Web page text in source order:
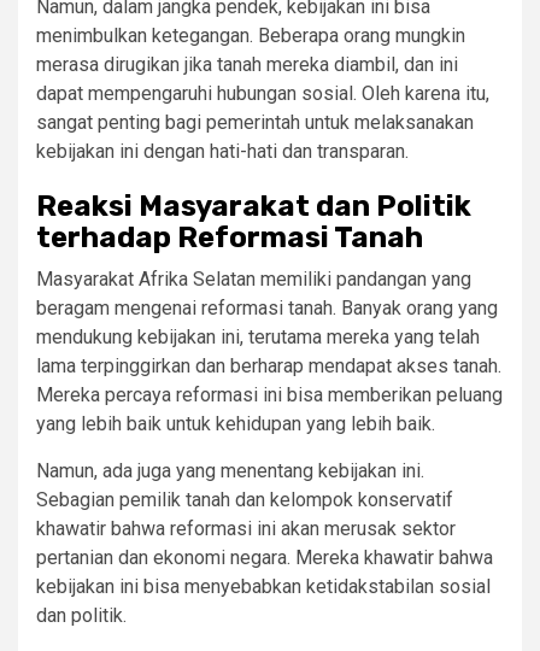
Namun, dalam jangka pendek, kebijakan ini bisa
menimbulkan ketegangan. Beberapa orang mungkin
merasa dirugikan jika tanah mereka diambil, dan ini
dapat mempengaruhi hubungan sosial. Oleh karena itu,
sangat penting bagi pemerintah untuk melaksanakan
kebijakan ini dengan hati-hati dan transparan.
Reaksi Masyarakat dan Politik
terhadap Reformasi Tanah
Masyarakat Afrika Selatan memiliki pandangan yang
beragam mengenai reformasi tanah. Banyak orang yang
mendukung kebijakan ini, terutama mereka yang telah
lama terpinggirkan dan berharap mendapat akses tanah.
Mereka percaya reformasi ini bisa memberikan peluang
yang lebih baik untuk kehidupan yang lebih baik.
Namun, ada juga yang menentang kebijakan ini.
Sebagian pemilik tanah dan kelompok konservatif
khawatir bahwa reformasi ini akan merusak sektor
pertanian dan ekonomi negara. Mereka khawatir bahwa
kebijakan ini bisa menyebabkan ketidakstabilan sosial
dan politik.